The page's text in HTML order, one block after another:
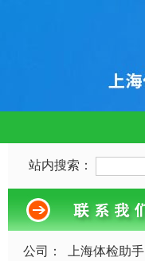
站内搜索：
公司：
上海体检助手